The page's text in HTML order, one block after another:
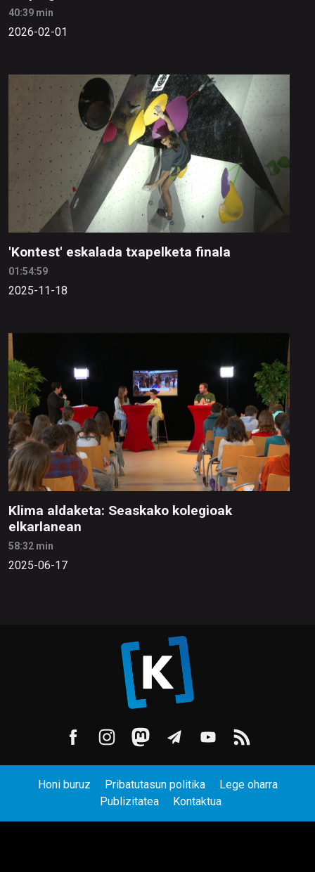
40:39 min
2026-02-01
'Kontest' eskalada txapelketa finala
01:54:59
2025-11-18
Klima aldaketa: Seaskako kolegioak
elkarlanean
58:32 min
2025-06-17
Honi buruz Pribatutasun politika
Lege oharra
Publizitatea
Kontaktua